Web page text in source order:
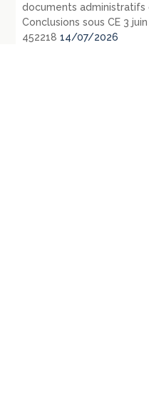
documents administratifs
Conclusions sous CE 3
452218 14/07/2026